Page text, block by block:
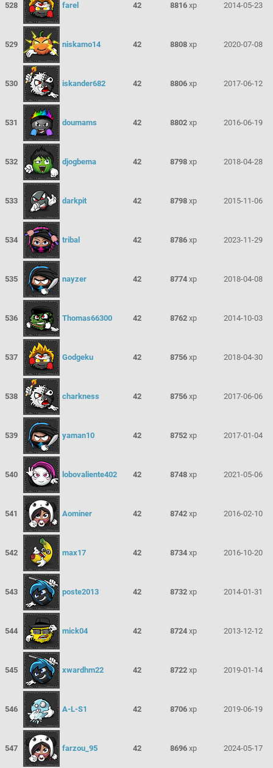
528 farel 42 8816xp 2014-05-23
529 niskamo14 42 8808xp 2020-07-08
530 iskander682 42 8806xp 2017-06-12
531 doumams 42 8802xp 2016-06-19
532 djogbema 42 8798xp 2018-04-28
533 darkpit 42 8798xp 2015-11-06
534 tribal 42 8786xp 2023-11-29
535 nayzer 42 8774xp 2018-04-08
536 Thomas66300 42 8762xp 2014-10-03
537 Godgeku 42 8756xp 2018-04-30
538 charkness 42 8756xp 2017-06-06
539 yaman10 42 8752xp 2017-01-04
540 lobovaliente402 42 8748xp 2021-05-06
541 Aominer 42 8742xp 2016-02-10
542 max17 42 8734xp 2016-10-20
543 poste2013 42 8732xp 2014-01-31
544 mick04 42 8724xp 2013-12-12
545 xwardhm22 42 8722xp 2019-01-14
546 A-L-S1 42 8706xp 2019-06-19
547 farzou_95 42 8696xp 2024-05-17